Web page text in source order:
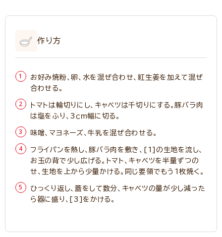
作り方
お好み焼粉、卵、水を混ぜ合わせ、紅生姜を加えて混ぜ
合わせる。
トマトは輪切りにし、キャベツは千切りにする。豚バラ肉
は塩をふり、3ｃｍ幅に切る。
味噌、マヨネーズ、牛乳を混ぜ合わせる。
フライパンを熱し、豚バラ肉を敷き、[1]の生地を流し、
お玉の背で少し広げる。トマト、キャベツを半量ずつの
せ、生地を上から少量かける。同じ要領でもう1枚焼く。
ひっくり返し、蓋をして数分、キャベツの量が少し減った
ら器に盛り、[3]をかける。